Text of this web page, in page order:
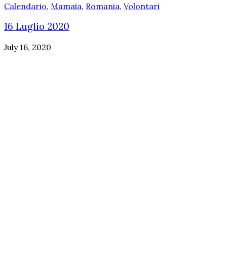
Calendario, Mamaia, Romania, Volontari
16 Luglio 2020
July 16, 2020